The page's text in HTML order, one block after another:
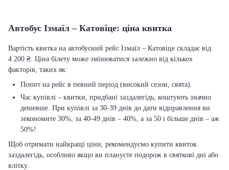
Автобус Ізмаїл – Катовіце: ціна квитка
Вартість квитка на автобусний рейс Ізмаїл – Катовіце складає від
4 200 ₴. Ціна білету може змінюватися залежно від кількох
факторів, таких як:
Попит на рейс в певний період (високий сезон, свята).
Час купівлі – квитки, придбані заздалегідь, коштують значно
дешевше. При купівлі за 30-39 днів до дати відправлення ви
зекономите 30%, за 40-49 днів – 40%, а за 50 і більше днів – аж
50%!
Щоб отримати найкращі ціни, рекомендуємо купити квиток
заздалегідь, особливо якщо ви плануєте подорож в святкові дні або
влітку.